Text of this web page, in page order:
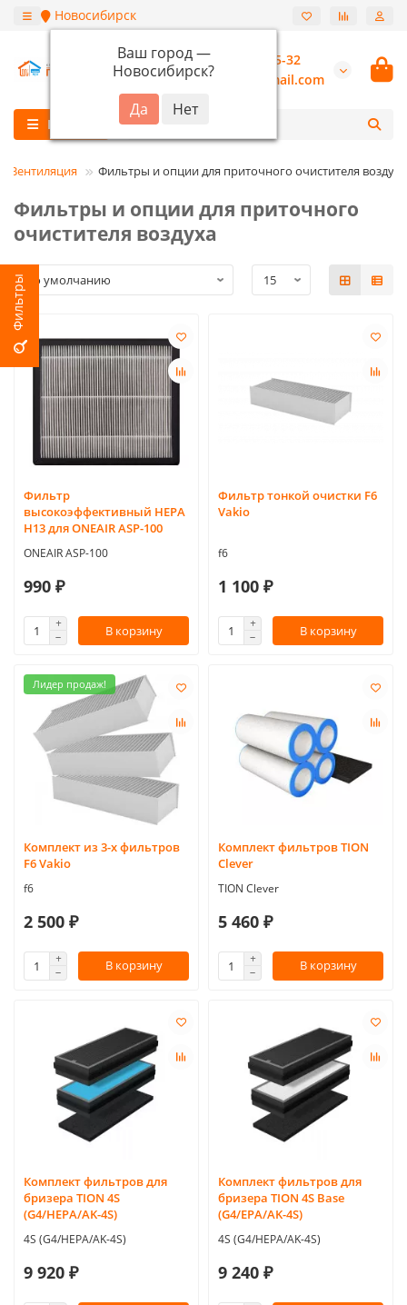
Новосибирск
Ваш город —
Новосибирск?
+7 (913) 987-55-32
burannsk@gmail.com
Каталог
Вентиляция Фильтры и опции для приточного очистителя воздуха
Фильтры и опции для приточного
очистителя воздуха
Фильтр
высокоэффективный HEPA
Н13 для ONEAIR ASP-100
ONEAIR ASP-100
990 ₽
В корзину
Фильтр тонкой очистки F6
Vakio
f6
1 100 ₽
В корзину
Лидер продаж!
Комплект из 3-х фильтров
F6 Vakio
f6
2 500 ₽
В корзину
Комплект фильтров TION
Clever
TION Clever
5 460 ₽
В корзину
Комплект фильтров для
бризера TION 4S
(G4/HEPA/AK-4S)
4S (G4/HEPA/AK-4S)
9 920 ₽
Комплект фильтров для
бризера TION 4S Base
(G4/EPA/AK-4S)
4S (G4/HEPA/AK-4S)
9 240 ₽